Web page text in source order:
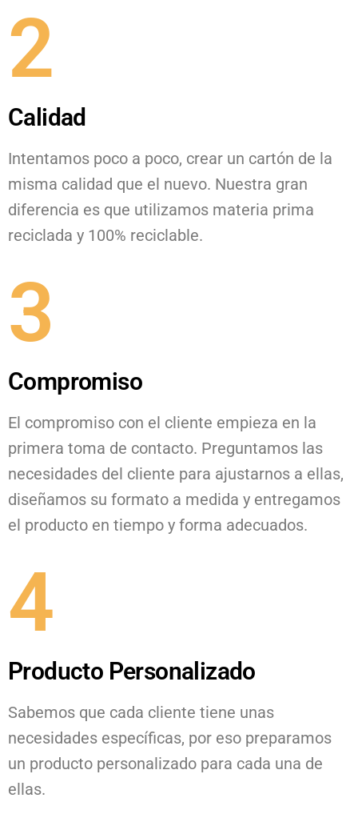
2
Calidad
Intentamos poco a poco, crear un cartón de la
misma calidad que el nuevo. Nuestra gran
diferencia es que utilizamos materia prima
reciclada y 100% reciclable.
3
Compromiso
El compromiso con el cliente empieza en la
primera toma de contacto. Preguntamos las
necesidades del cliente para ajustarnos a ellas,
diseñamos su formato a medida y entregamos
el producto en tiempo y forma adecuados.
4
Producto Personalizado
Sabemos que cada cliente tiene unas
necesidades específicas, por eso preparamos
un producto personalizado para cada una de
ellas.